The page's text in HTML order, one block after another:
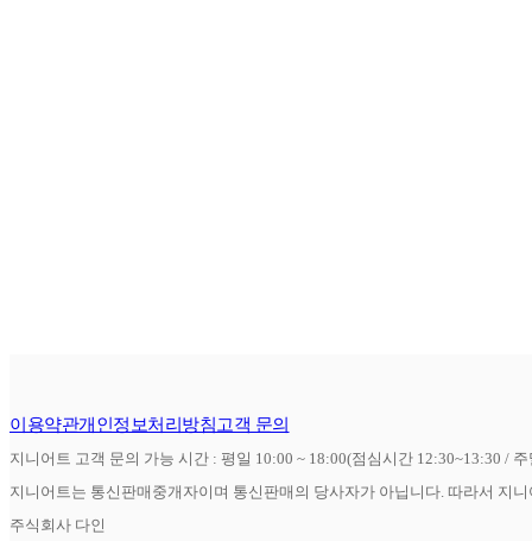
이용약관개인정보처리방침고객 문의
지니어트 고객 문의 가능 시간 : 평일 10:00 ~ 18:00(점심시간 12:30~13:30 /
지니어트는 통신판매중개자이며 통신판매의 당사자가 아닙니다. 따라서 지
주식회사 다인